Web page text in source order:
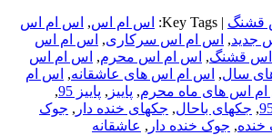
قشنگ | Key Tags: اس ام اس, اس ام اس
جدید, اس ام اس سرکاری, اس ام اس
اس قشنگ, اس ام اس محرم, اس ام اس
سال, اس ام اس های عاشقانه, اس ام
ام اس های ماه محرم, پاییز , پاییز 95
,
, جکهای باحال, جکهای خنده دار , جوک
, جوک خنده دار , عاشقانه